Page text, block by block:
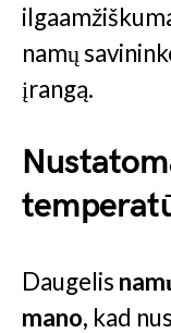
namų
įrangą.
Daugelis
mano, kad